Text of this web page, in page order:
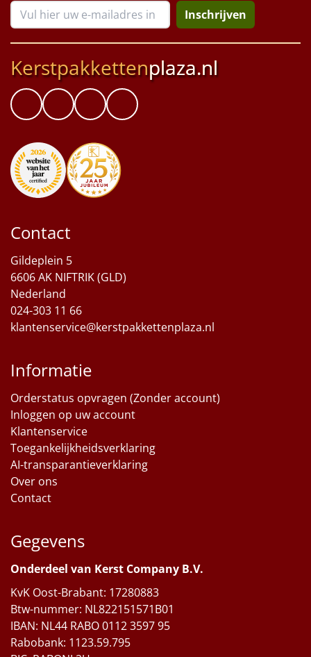
Inschrijven
Kerstpakkettenplaza.nl
Contact
Gildeplein 5
6606 AK NIFTRIK (GLD)
Nederland
024-303 11 66
klantenservice@kerstpakkettenplaza.nl
Informatie
Orderstatus opvragen (Zonder account)
Inloggen op uw account
Klantenservice
Toegankelijkheidsverklaring
AI-transparantieverklaring
Over ons
Contact
Gegevens
Onderdeel van Kerst Company B.V.
KvK Oost-Brabant: 17280883
Btw-nummer: NL822151571B01
IBAN: NL44 RABO 0112 3597 95
Rabobank: 1123.59.795